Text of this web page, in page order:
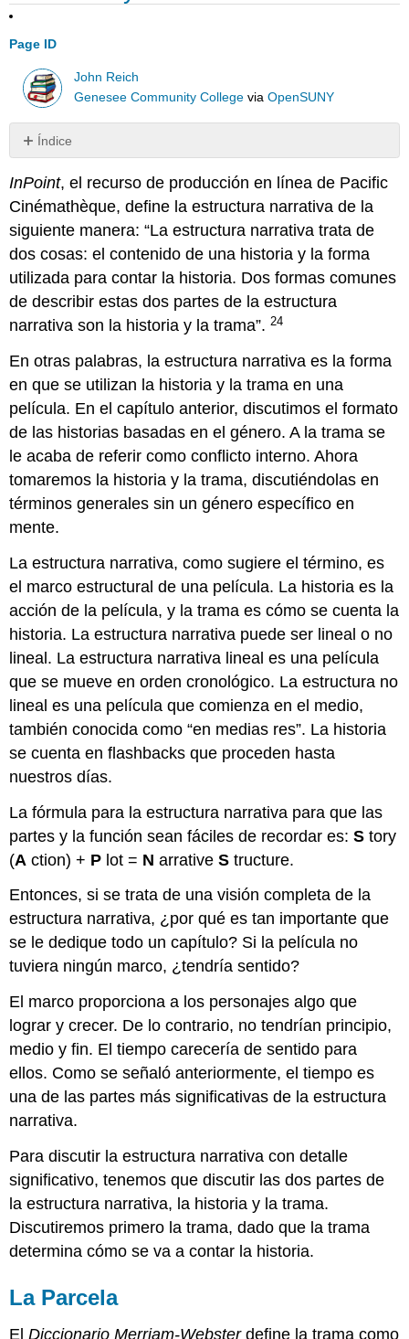
Page ID
John Reich
Genesee Community College viaOpenSUNY
Índice
Parcela
La
historia
de
la
construcción
del
cinematográfico
presentarías
el
marco
de
película
construida?
Resumen
Narrative
Structure
Visualización
InPoint, el recurso de producción en línea de Pacific
Cinémathèque, define la estructura narrativa de la
siguiente manera: “La estructura narrativa trata de
dos cosas: el contenido de una historia y la forma
utilizada para contar la historia. Dos formas comunes
de describir estas dos partes de la estructura
narrativa son la historia y la trama”.24
En otras palabras, la estructura narrativa es la forma
en que se utilizan la historia y la trama en una
película. En el capítulo anterior, discutimos el formato
de las historias basadas en el género. A la trama se
le acaba de referir como conflicto interno. Ahora
tomaremos la historia y la trama, discutiéndolas en
términos generales sin un género específico en
mente.
La estructura narrativa, como sugiere el término, es
el marco estructural de una película. La historia es la
acción de la película, y la trama es cómo se cuenta la
historia. La estructura narrativa puede ser lineal o no
lineal. La estructura narrativa lineal es una película
que se mueve en orden cronológico. La estructura no
lineal es una película que comienza en el medio,
también conocida como “en medias res”. La historia
se cuenta en flashbacks que proceden hasta
nuestros días.
La fórmula para la estructura narrativa para que las
partes y la función sean fáciles de recordar es:S tory
(A ction) + P lot = N arrativeS tructure.
Entonces, si se trata de una visión completa de la
estructura narrativa, ¿por qué es tan importante que
se le dedique todo un capítulo? Si la película no
tuviera ningún marco, ¿tendría sentido?
El marco proporciona a los personajes algo que
lograr y crecer. De lo contrario, no tendrían principio,
medio y fin. El tiempo carecería de sentido para
ellos. Como se señaló anteriormente, el tiempo es
una de las partes más significativas de la estructura
narrativa.
Para discutir la estructura narrativa con detalle
significativo, tenemos que discutir las dos partes de
la estructura narrativa, la historia y la trama.
Discutiremos primero la trama, dado que la trama
determina cómo se va a contar la historia.
La Parcela
ElDiccionario Merriam-Websterdefine la trama como